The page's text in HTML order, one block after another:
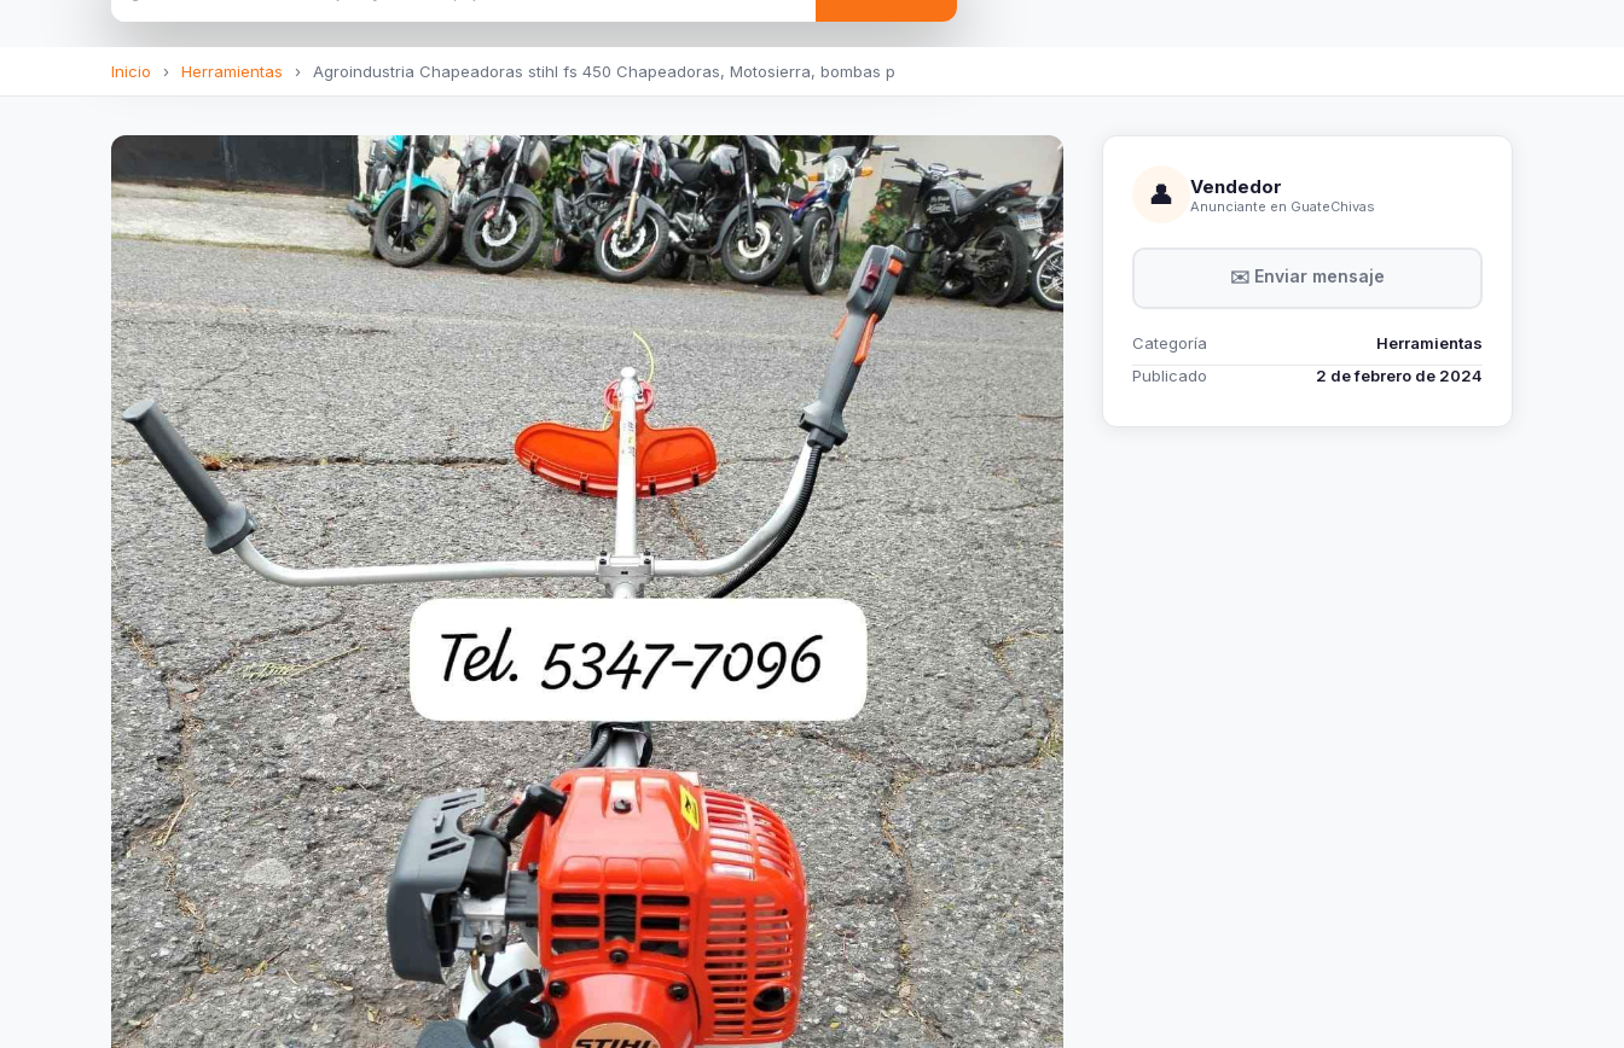
Inicio › Herramientas › Agroindustria Chapeadoras stihl fs 450 Chapeadoras, Motosierra, bombas p
👤 Vendedor
Anunciante en GuateChivas
✉️ Enviar mensaje
Categoría
Herramientas
Publicado
2 de febrero de 2024